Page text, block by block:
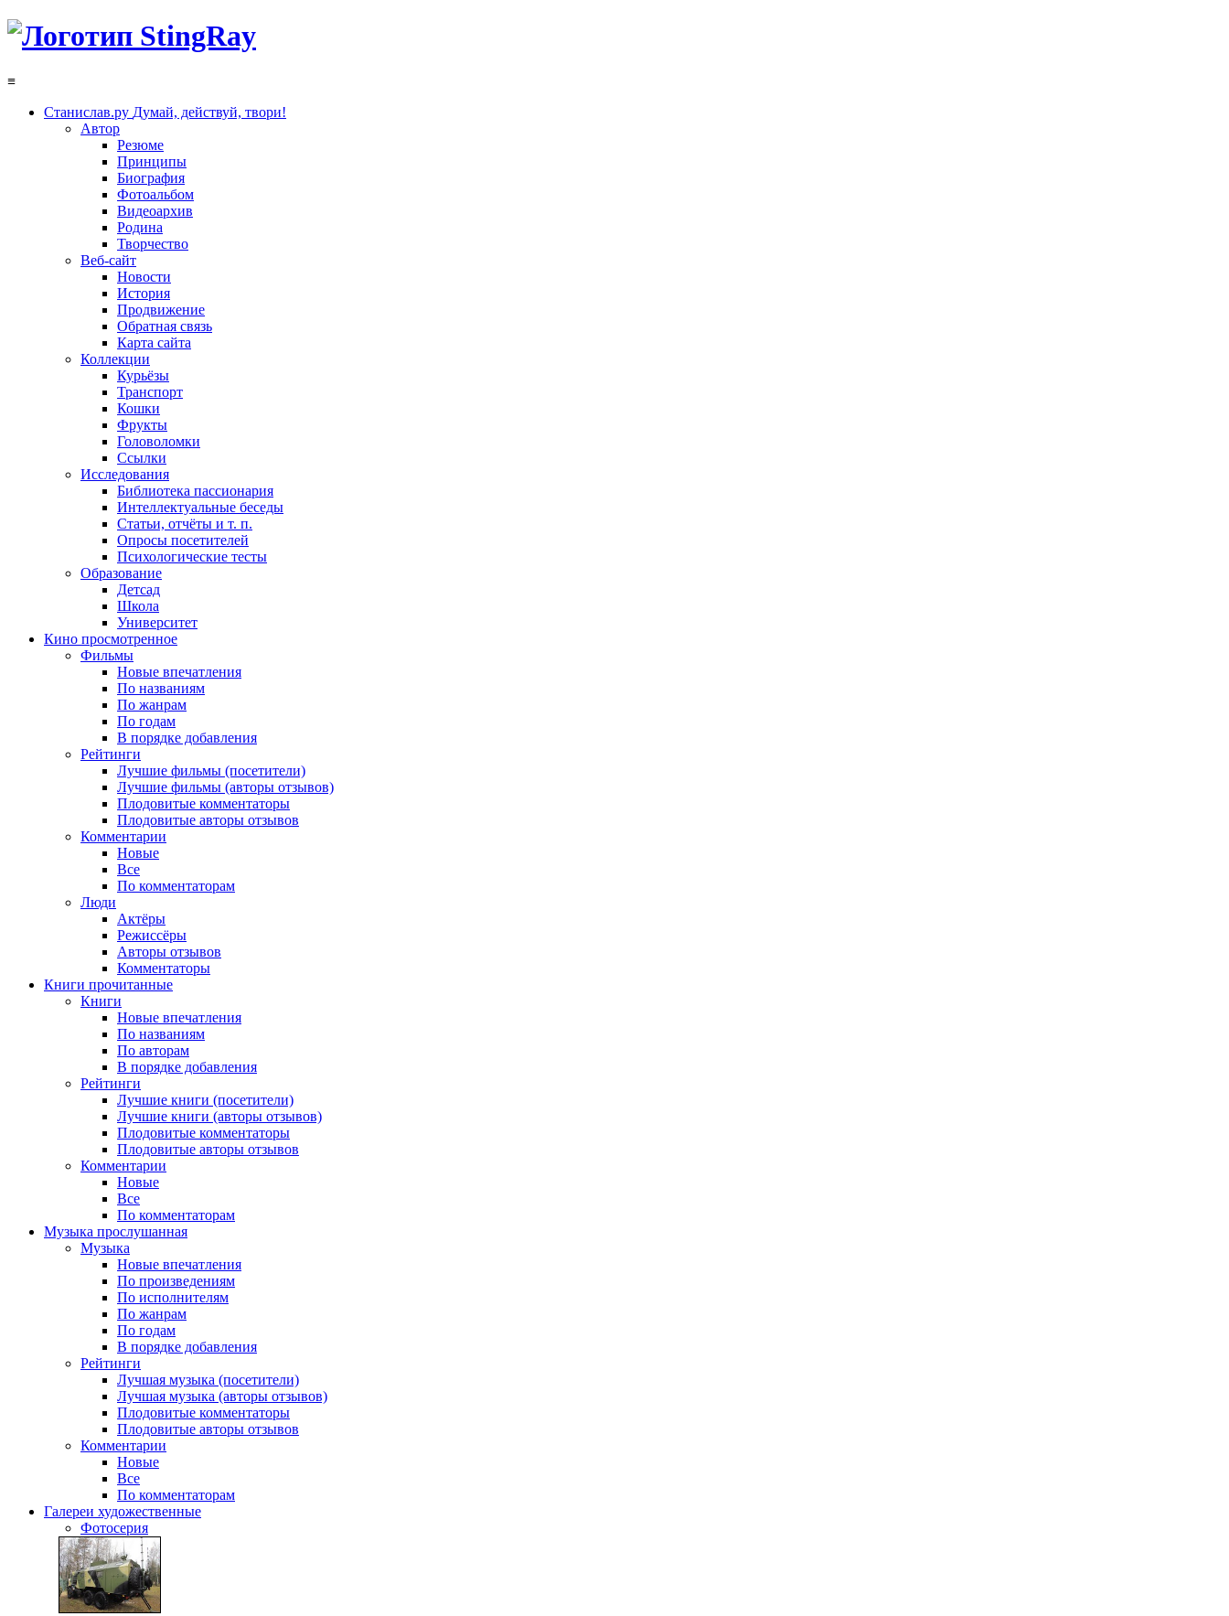
≡
Станислав.ру Думай, действуй, твори!
Автор
Резюме
Принципы
Биография
Фотоальбом
Видеоархив
Родина
Творчество
Веб-сайт
Новости
История
Продвижение
Обратная связь
Карта сайта
Коллекции
Курьёзы
Транспорт
Кошки
Фрукты
Головоломки
Ссылки
Исследования
Библиотека пассионария
Интеллектуальные беседы
Статьи, отчёты и т. п.
Опросы посетителей
Психологические тесты
Образование
Детсад
Школа
Университет
Кино просмотренное
Фильмы
Новые впечатления
По названиям
По жанрам
По годам
В порядке добавления
Рейтинги
Лучшие фильмы (посетители)
Лучшие фильмы (авторы отзывов)
Плодовитые комментаторы
Плодовитые авторы отзывов
Комментарии
Новые
Все
По комментаторам
Люди
Актёры
Режиссёры
Авторы отзывов
Комментаторы
Книги прочитанные
Книги
Новые впечатления
По названиям
По авторам
В порядке добавления
Рейтинги
Лучшие книги (посетители)
Лучшие книги (авторы отзывов)
Плодовитые комментаторы
Плодовитые авторы отзывов
Комментарии
Новые
Все
По комментаторам
Музыка прослушанная
Музыка
Новые впечатления
По произведениям
По исполнителям
По жанрам
По годам
В порядке добавления
Рейтинги
Лучшая музыка (посетители)
Лучшая музыка (авторы отзывов)
Плодовитые комментаторы
Плодовитые авторы отзывов
Комментарии
Новые
Все
По комментаторам
Галереи художественные
Фотосерия